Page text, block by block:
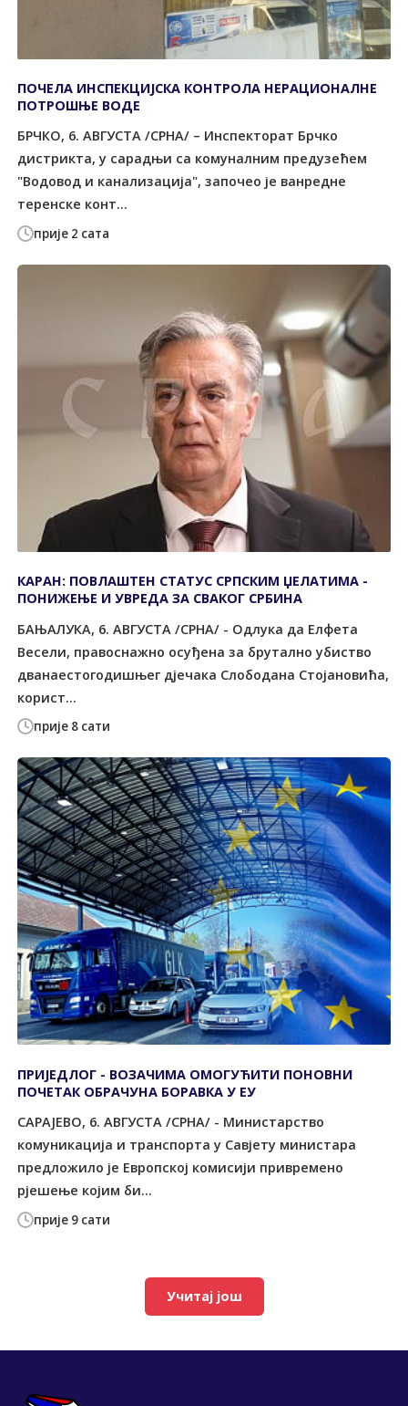
прије 2 сата
ПОЧЕЛА ИНСПЕКЦИЈСКА КОНTРОЛА НЕРАЦИОНАЛНЕ
ПОTРОШЊЕ ВОДЕ
БРЧКО, 6. АВГУСTА /СРНА/ – Инспекторат Брчко
дистрикта, у сарадњи са комуналним предузећем
"Водовод и канализација", започео је ванредне
теренске конт...
прије 8 сати
КАРАН: ПОВЛАШТЕН СТАТУС СРПСКИМ ЏЕЛАТИМА -
ПОНИЖЕЊЕ И УВРЕДА ЗА СВАКОГ СРБИНА
БАЊАЛУКА, 6. АВГУСТА /СРНА/ - Одлука да Елфета
Весели, правоснажно осуђена за брутално убиство
дванаестогодишњег дјечака Слободана Стојановића,
корист...
прије 9 сати
ПРИЈЕДЛОГ - ВОЗАЧИМА ОМОГУЋИТИ ПОНОВНИ
ПОЧЕТАК ОБРАЧУНА БОРАВКА У ЕУ
САРАЈЕВО, 6. АВГУСTА /СРНА/ - Министарство
комуникација и транспорта у Савјету министара
предложило је Европској комисији привремено
рјешење којим би...
Учитај још